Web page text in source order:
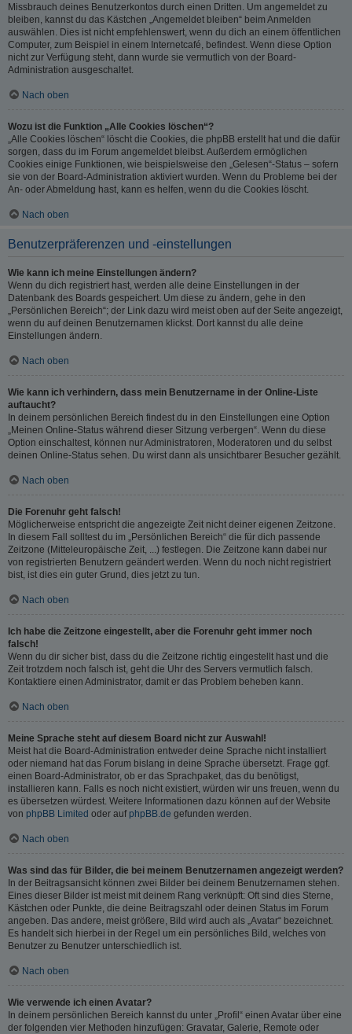
Missbrauch deines Benutzerkontos durch einen Dritten. Um angemeldet zu
bleiben, kannst du das Kästchen „Angemeldet bleiben“ beim Anmelden
auswählen. Dies ist nicht empfehlenswert, wenn du dich an einem öffentlichen
Computer, zum Beispiel in einem Internetcafé, befindest. Wenn diese Option
nicht zur Verfügung steht, dann wurde sie vermutlich von der Board-
Administration ausgeschaltet.
Nach oben
Wozu ist die Funktion „Alle Cookies löschen“?
„Alle Cookies löschen“ löscht die Cookies, die phpBB erstellt hat und die dafür
sorgen, dass du im Forum angemeldet bleibst. Außerdem ermöglichen
Cookies einige Funktionen, wie beispielsweise den „Gelesen“-Status – sofern
sie von der Board-Administration aktiviert wurden. Wenn du Probleme bei der
An- oder Abmeldung hast, kann es helfen, wenn du die Cookies löscht.
Nach oben
Benutzerpräferenzen und -einstellungen
Wie kann ich meine Einstellungen ändern?
Wenn du dich registriert hast, werden alle deine Einstellungen in der
Datenbank des Boards gespeichert. Um diese zu ändern, gehe in den
„Persönlichen Bereich“; der Link dazu wird meist oben auf der Seite angezeigt,
wenn du auf deinen Benutzernamen klickst. Dort kannst du alle deine
Einstellungen ändern.
Nach oben
Wie kann ich verhindern, dass mein Benutzername in der Online-Liste
auftaucht?
In deinem persönlichen Bereich findest du in den Einstellungen eine Option
„Meinen Online-Status während dieser Sitzung verbergen“. Wenn du diese
Option einschaltest, können nur Administratoren, Moderatoren und du selbst
deinen Online-Status sehen. Du wirst dann als unsichtbarer Besucher gezählt.
Nach oben
Die Forenuhr geht falsch!
Möglicherweise entspricht die angezeigte Zeit nicht deiner eigenen Zeitzone.
In diesem Fall solltest du im „Persönlichen Bereich“ die für dich passende
Zeitzone (Mitteleuropäische Zeit, ...) festlegen. Die Zeitzone kann dabei nur
von registrierten Benutzern geändert werden. Wenn du noch nicht registriert
bist, ist dies ein guter Grund, dies jetzt zu tun.
Nach oben
Ich habe die Zeitzone eingestellt, aber die Forenuhr geht immer noch
falsch!
Wenn du dir sicher bist, dass du die Zeitzone richtig eingestellt hast und die
Zeit trotzdem noch falsch ist, geht die Uhr des Servers vermutlich falsch.
Kontaktiere einen Administrator, damit er das Problem beheben kann.
Nach oben
Meine Sprache steht auf diesem Board nicht zur Auswahl!
Meist hat die Board-Administration entweder deine Sprache nicht installiert
oder niemand hat das Forum bislang in deine Sprache übersetzt. Frage ggf.
einen Board-Administrator, ob er das Sprachpaket, das du benötigst,
installieren kann. Falls es noch nicht existiert, würden wir uns freuen, wenn du
es übersetzen würdest. Weitere Informationen dazu können auf der Website
von phpBB Limited oder auf phpBB.de gefunden werden.
Nach oben
Was sind das für Bilder, die bei meinem Benutzernamen angezeigt werden?
In der Beitragsansicht können zwei Bilder bei deinem Benutzernamen stehen.
Eines dieser Bilder ist meist mit deinem Rang verknüpft: Oft sind dies Sterne,
Kästchen oder Punkte, die deine Beitragszahl oder deinen Status im Forum
angeben. Das andere, meist größere, Bild wird auch als „Avatar“ bezeichnet.
Es handelt sich hierbei in der Regel um ein persönliches Bild, welches von
Benutzer zu Benutzer unterschiedlich ist.
Nach oben
Wie verwende ich einen Avatar?
In deinem persönlichen Bereich kannst du unter „Profil“ einen Avatar über eine
der folgenden vier Methoden hinzufügen: Gravatar, Galerie, Remote oder